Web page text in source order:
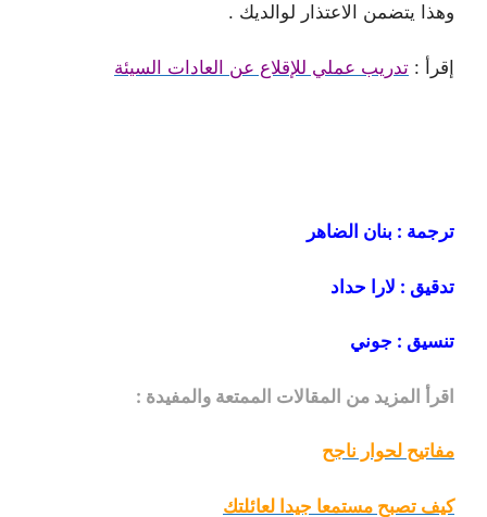
وهذا يتضمن الاعتذار لوالديك .
إقرأ : تدريب عملي للإقلاع عن العادات السيئة
ترجمة : بنان الضاهر
تدقيق : لارا حداد
تنسيق : جوني
اقرأ المزيد من المقالات الممتعة والمفيدة :
مفاتيح لحوار ناجح
كيف تصبح مستمعا جيدا لعائلتك